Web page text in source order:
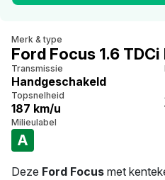
Merk & type
Ford Focus 1.6
Transmissie
Handgeschakeld
Topsnelheid
187 km/u
Milieulabel
A
Deze Ford Focus met